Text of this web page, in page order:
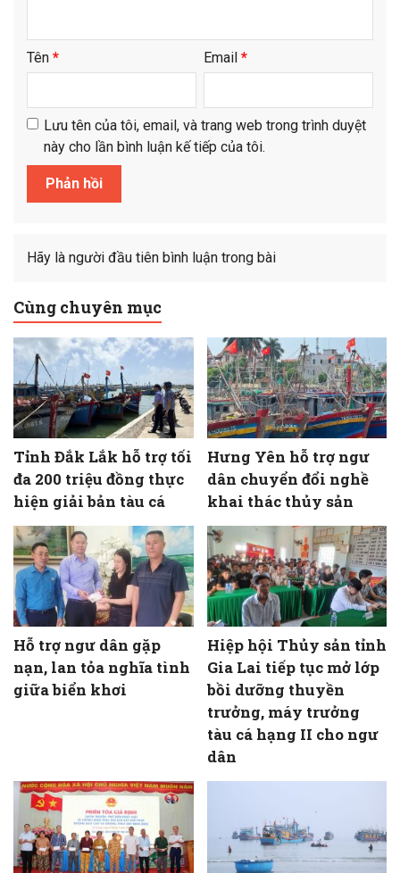
Tên * Email *
Lưu tên của tôi, email, và trang web trong trình duyệt
này cho lần bình luận kế tiếp của tôi.
Hãy là người đầu tiên bình luận trong bài
Cùng chuyên mục
Tỉnh Đắk Lắk hỗ trợ tối
đa 200 triệu đồng thực
hiện giải bản tàu cá
Hưng Yên hỗ trợ ngư
dân chuyển đổi nghề
khai thác thủy sản
Hỗ trợ ngư dân gặp
nạn, lan tỏa nghĩa tình
giữa biển khơi
Hiệp hội Thủy sản tỉnh
Gia Lai tiếp tục mở lớp
bồi dưỡng thuyền
trưởng, máy trưởng
tàu cá hạng II cho ngư
dân